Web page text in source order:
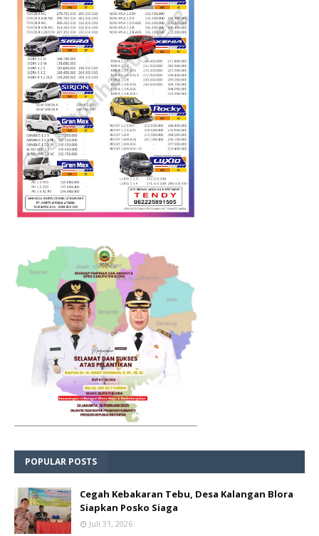
POPULAR POSTS
Cegah Kebakaran Tebu, Desa Kalangan Blora
Siapkan Posko Siaga
Juli 31, 2026